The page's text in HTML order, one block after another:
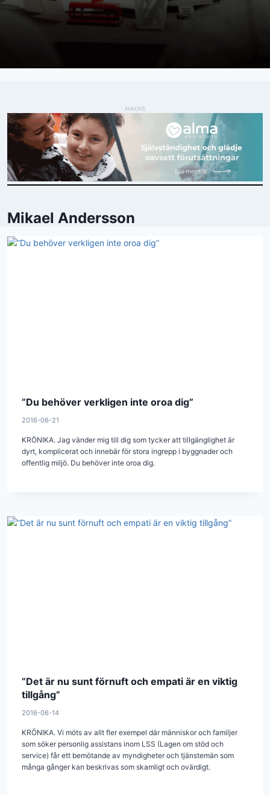
ANNONS
Mikael Andersson
”Du behöver verkligen inte oroa dig”
2016-06-21
KRÖNIKA. Jag vänder mig till dig som tycker att tillgänglighet är
dyrt, komplicerat och innebär för stora ingrepp i byggnader och
offentlig miljö. Du behöver inte oroa dig.
”Det är nu sunt förnuft och empati är en viktig
tillgång”
2016-06-14
KRÖNIKA. Vi möts av allt fler exempel där människor och familjer
som söker personlig assistans inom LSS (Lagen om stöd och
service) får ett bemötande av myndigheter och tjänstemän som
många gånger kan beskrivas som skamligt och ovärdigt.